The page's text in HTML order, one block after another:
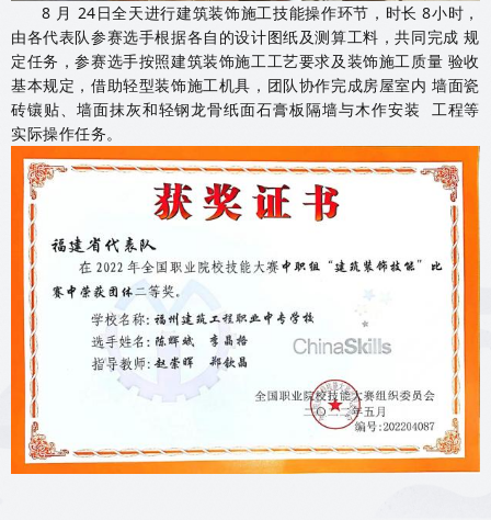
8 月 24日全天进行建筑装饰施工技能操作环节，时长 8小时，
由各代表队参赛选手根据各自的设计图纸及测算工料，共同完成 规
定任务，参赛选手按照建筑装饰施工工艺要求及装饰施工质量 验收
基本规定，借助轻型装饰施工机具，团队协作完成房屋室内 墙面瓷
砖镶贴、墙面抹灰和轻钢龙骨纸面石膏板隔墙与木作安装 工程等
实际操作任务。